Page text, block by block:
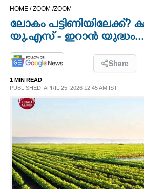
OPINION
LIFESTYLE
INFO+
HOME /ZOOM /ZOOM
ലോകം പട്ടിണിയിലേക്ക്?
യു.എസ് - ഇറാൻ യുദ്ധം...
Share
1 MIN READ
PUBLISHED: APRIL 25, 2026 12:45 AM IST